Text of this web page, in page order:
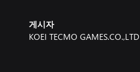
게시자
KOEI TECMO GAMES.CO.,LTD